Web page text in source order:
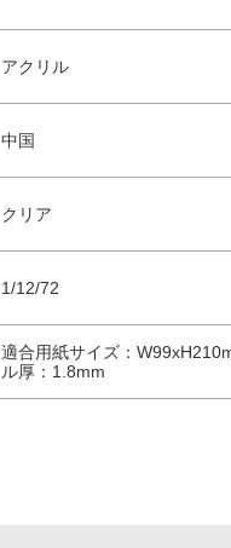
アクリル
中国
クリア
1/12/72
適合用紙サイズ：
ル厚：1.8mm